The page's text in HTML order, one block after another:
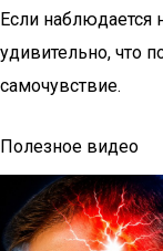
Если наблюдается
удивительно, что
самочувствие.
Полезное видео